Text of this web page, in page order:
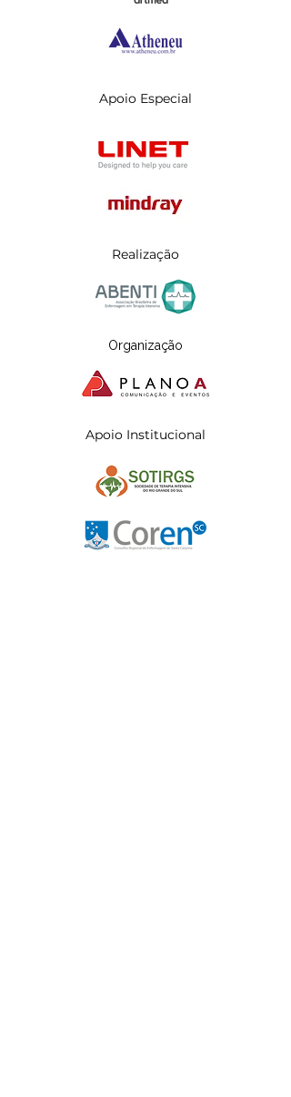
Apoio Especial
Realização
Organização
Apoio Institucional